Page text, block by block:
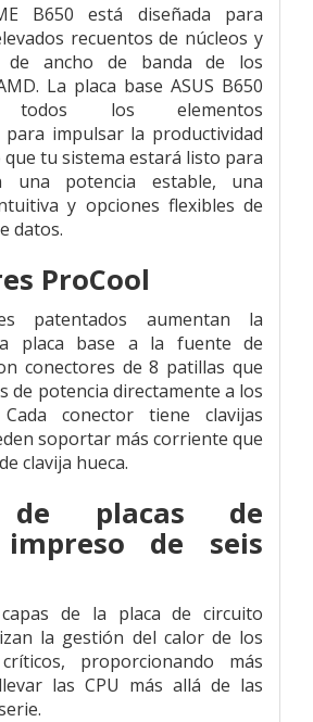
B650 está diseñada para
recuentos de núcleos y
de ancho de banda de los
La placa base ASUS B650
todos los elementos
impulsar la productividad
que tu sistema estará listo para
una potencia estable, una
y opciones flexibles de
datos.
ProCool
patentados aumentan la
placa base a la fuente de
conectores de 8 patillas que
de potencia directamente a los
Cada conector tiene clavijas
soportar más corriente que
clavija hueca.
de placas de
de seis
de la placa de circuito
la gestión del calor de los
proporcionando más
las CPU más allá de las